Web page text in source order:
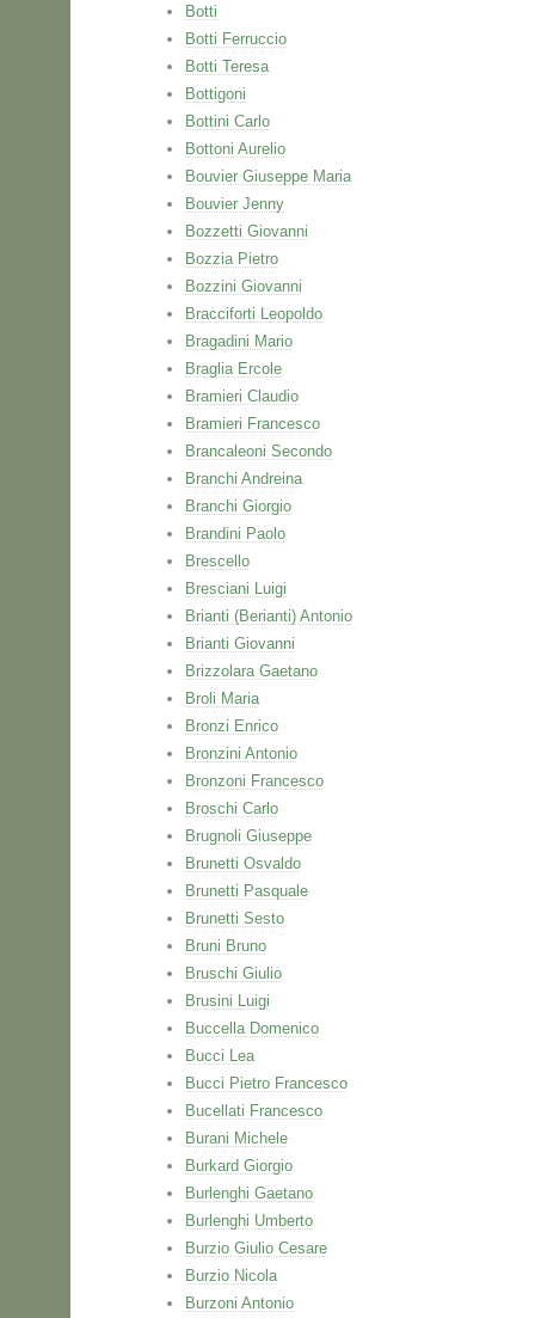
Botti
Botti Ferruccio
Botti Teresa
Bottigoni
Bottini Carlo
Bottoni Aurelio
Bouvier Giuseppe Maria
Bouvier Jenny
Bozzetti Giovanni
Bozzia Pietro
Bozzini Giovanni
Bracciforti Leopoldo
Bragadini Mario
Braglia Ercole
Bramieri Claudio
Bramieri Francesco
Brancaleoni Secondo
Branchi Andreina
Branchi Giorgio
Brandini Paolo
Brescello
Bresciani Luigi
Brianti (Berianti) Antonio
Brianti Giovanni
Brizzolara Gaetano
Broli Maria
Bronzi Enrico
Bronzini Antonio
Bronzoni Francesco
Broschi Carlo
Brugnoli Giuseppe
Brunetti Osvaldo
Brunetti Pasquale
Brunetti Sesto
Bruni Bruno
Bruschi Giulio
Brusini Luigi
Buccella Domenico
Bucci Lea
Bucci Pietro Francesco
Bucellati Francesco
Burani Michele
Burkard Giorgio
Burlenghi Gaetano
Burlenghi Umberto
Burzio Giulio Cesare
Burzio Nicola
Burzoni Antonio